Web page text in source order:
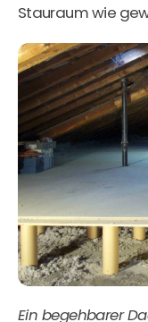
Stauraum wie
Ein begehbarer